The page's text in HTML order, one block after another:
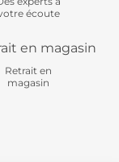
écoute
Retrait en
magasin